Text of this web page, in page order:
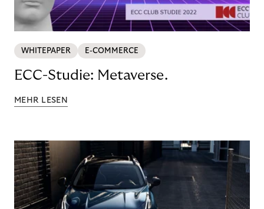
WHITEPAPER E-COMMERCE
ECC-Studie: Metaverse.
MEHR LESEN